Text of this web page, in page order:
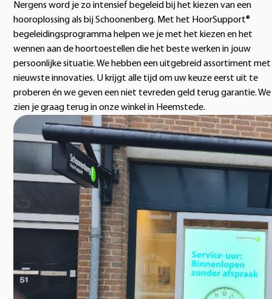
Nergens word je zo intensief begeleid bij het kiezen van een
hooroplossing als bij Schoonenberg. Met het HoorSupport®
begeleidingsprogramma helpen we je met het kiezen en het
wennen aan de hoortoestellen die het beste werken in jouw
persoonlijke situatie. We hebben een uitgebreid assortiment
nieuwste innovaties. U krijgt alle tijd om uw keuze eerst uit te
proberen én we geven een niet tevreden geld terug garantie. We
zien je graag terug in onze winkel in Heemstede.